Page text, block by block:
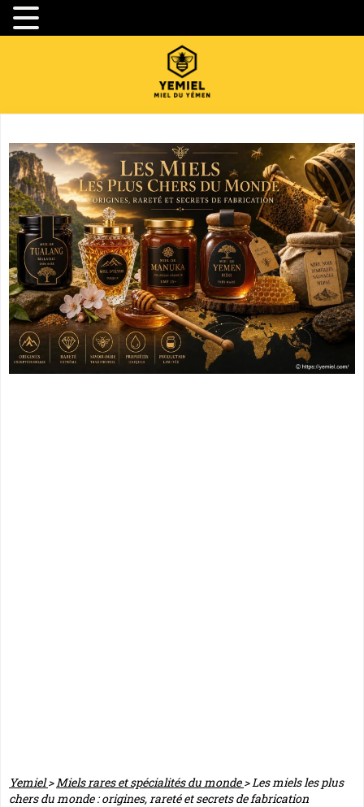
Yemiel >Miels rares et spécialités du monde >Les miels les plus
chers du monde : origines, rareté et secrets de fabrication